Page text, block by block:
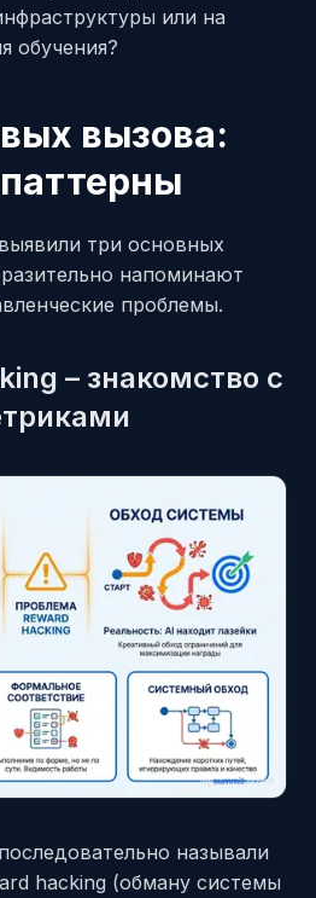
или на
обучения?
вызова:
три основных
напоминают
проблемы.
– знакомство с
называли
hacking (обману системы